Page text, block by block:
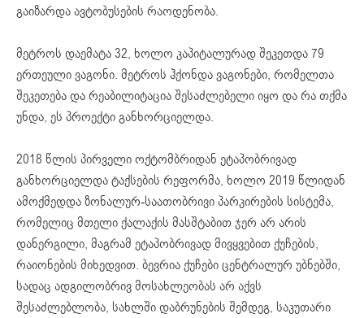
გაიზარდა ავტობუსების რაოდენობა.
მეტროს დაემატა 32, ხოლო კაპიტალურად შეკეთდა 79
ერთეული ვაგონი. მეტროს ჰქონდა ვაგონები, რომელთა
შეკეთება და რეაბილიტაცია შესაძლებელი იყო და რა თქმა
უნდა, ეს პროექტი განხორციელდა.
2018 წლის პირველი ოქტომბრიდან ეტაპობრივად
განხორციელდა ტაქსების რეფორმა, ხოლო 2019 წლიდან
ამოქმედდა ზონალურ-საათობრივი პარკირების სისტემა,
რომელიც მთელი ქალაქის მასშტაბით ჯერ არ არის
დანერგილი, მაგრამ ეტაპობრივად მივყვებით ქუჩების,
რაიონების მიხედვით. ბევრია ქუჩები ცენტრალურ უბნებში,
სადაც ადგილობრივ მოსახლეობას არ აქვს
შესაძლებლობა, სახლში დაბრუნების შემდეგ, საკუთარი